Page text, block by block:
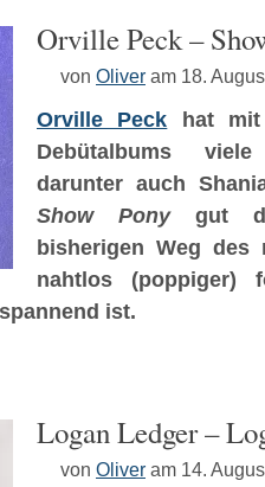
Orville Peck –
von Oliver am 18.
Orville Peck hat mit
Debütalbums
darunter auch
Show Ponygut
bisherigen Weg des
nahtlos (poppiger)
ist.
Logan Ledger –
von Oliver am 14.